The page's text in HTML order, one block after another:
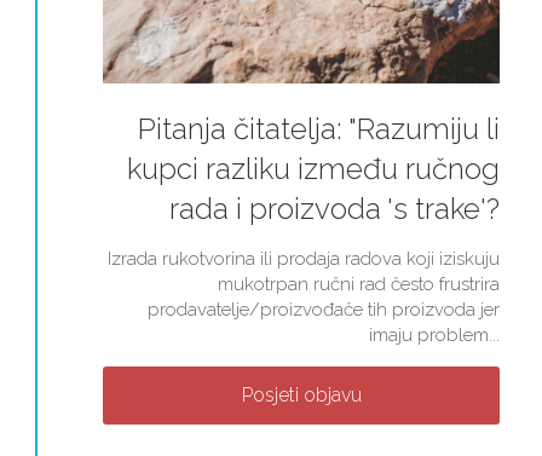
Pitanja čitatelja: "Razumiju li
kupci razliku između ručnog
rada i proizvoda 's trake'?
Izrada rukotvorina ili prodaja radova koji iziskuju
mukotrpan ručni rad često frustrira
prodavatelje/proizvođače tih proizvoda jer
imaju problem...
Posjeti objavu